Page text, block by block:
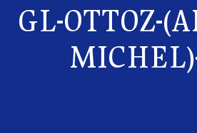
GL-OTTOZ-